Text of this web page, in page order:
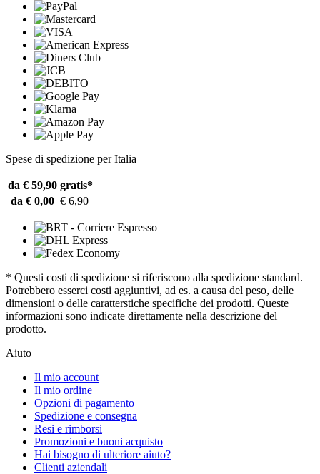
Spese di spedizione per Italia
da € 59,90 gratis*
da € 0,00 € 6,90
* Questi costi di spedizione si riferiscono alla spedizione standard.
Potrebbero esserci costi aggiuntivi, ad es. a causa del peso, delle
dimensioni o delle caratterstiche specifiche dei prodotti. Queste
informazioni sono indicate direttamente nella descrizione del
prodotto.
Aiuto
Il mio account
Il mio ordine
Opzioni di pagamento
Spedizione e consegna
Resi e rimborsi
Promozioni e buoni acquisto
Hai bisogno di ulteriore aiuto?
Clienti aziendali